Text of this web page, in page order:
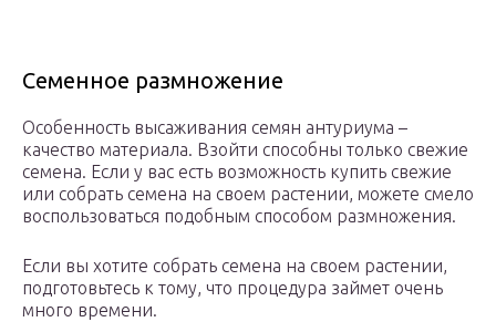
Семенное размножение
Особенность высаживания семян антуриума –
качество материала. Взойти способны только свежие
семена. Если у вас есть возможность купить свежие
или собрать семена на своем растении, можете смело
воспользоваться подобным способом размножения.
Если вы хотите собрать семена на своем растении,
подготовьтесь к тому, что процедура займет очень
много времени.